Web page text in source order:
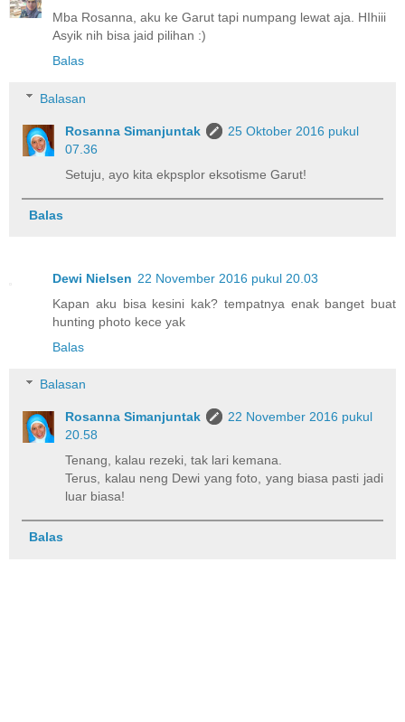
Mba Rosanna, aku ke Garut tapi numpang lewat aja. HIhiii
Asyik nih bisa jaid pilihan :)
Balas
Balasan
Rosanna Simanjuntak
25 Oktober 2016 pukul
07.36
Setuju, ayo kita ekpsplor eksotisme Garut!
Balas
Dewi Nielsen 22 November 2016 pukul 20.03
Kapan aku bisa kesini kak? tempatnya enak banget buat
hunting photo kece yak
Balas
Balasan
Rosanna Simanjuntak
22 November 2016 pukul
20.58
Tenang, kalau rezeki, tak lari kemana.
Terus, kalau neng Dewi yang foto, yang biasa pasti jadi
luar biasa!
Balas